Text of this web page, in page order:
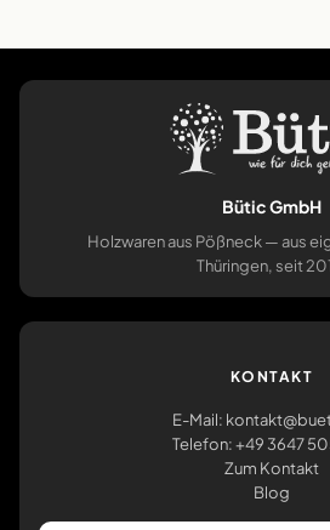
Bütic GmbH
Holzwaren aus Pößneck — aus
Thüringen, seit
KONTAKT
E-Mail:
Telefon: +49 3647
Zum Kontakt
Blog